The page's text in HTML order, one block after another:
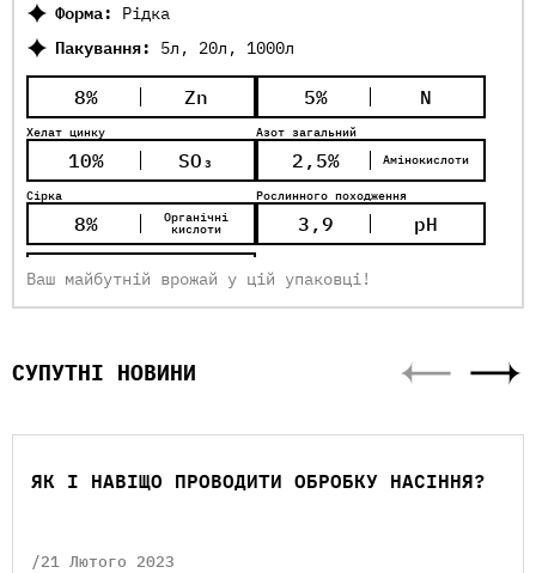
Форма:
Рідка
Пакування:
5л, 20л, 1000л
8% Zn
Хелат цинку
5% N
Азот загальний
10% SO₃
Сірка
2,5% Амінокислоти
Рослинного походження
8% Органічні
кислоти 3,9 pH
1,33 Густина
(кг/л)
Ваш майбутній врожай у цій упаковці!
СУПУТНІ НОВИНИ
ЯК І НАВІЩО ПРОВОДИТИ ОБРОБКУ НАСІННЯ?
/21 Лютого 2023